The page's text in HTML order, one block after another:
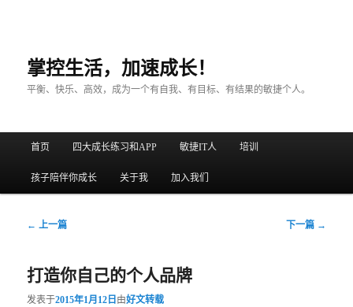
掌控生活，加速成长！
平衡、快乐、高效，成为一个有自我、有目标、有结果的敏捷个人。
跳至主内容区域
跳至副内容区域
首页 四大成长练习和APP 敏捷IT人 培训
孩子陪伴你成长 关于我 加入我们
文章导航
← 上一篇 下一篇 →
打造你自己的个人品牌
发表于2015年1月12日 由好文转载